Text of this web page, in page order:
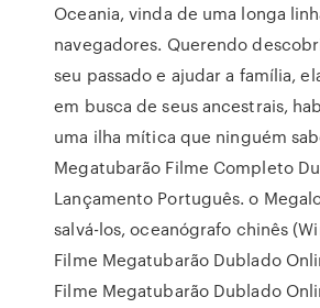
Oceania, vinda de uma longa
navegadores. Querendo
seu passado e ajudar a família,
em busca de seus ancestrais,
uma ilha mítica que ninguém
Megatubarão Filme Completo
Lançamento Português. o
salvá-los, oceanógrafo chinês
Filme Megatubarão Dublado
Filme Megatubarão Dublado